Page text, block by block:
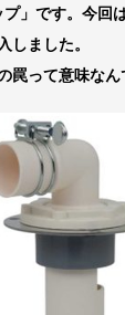
プ」です。今回
しました。
罠って意味な